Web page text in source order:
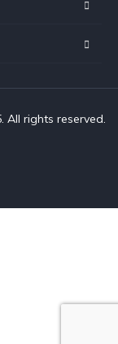
All rights reserved.